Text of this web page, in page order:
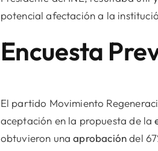
potencial afectación a la
Encuesta
El partido Movimiento
aceptación en la propuesta de la
obtuvieron unaaprobacióndel